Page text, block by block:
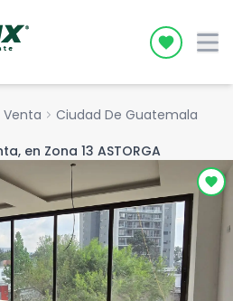
Icon
Venta chevron_right Ciudad De Guatemala
en Zona 13 ASTORGA